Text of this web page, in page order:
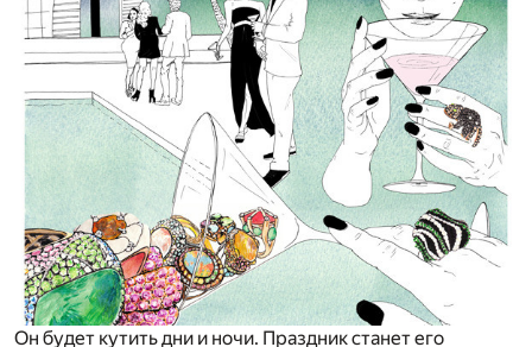
Он будет кутить дни и ночи. Праздник станет его